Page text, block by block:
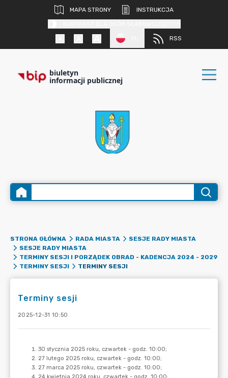
MAPA STRONY
INSTRUKCJA
RSS
biuletyn
informacji publicznej
STRONA GŁÓWNA RADA MIASTA
SESJE RADY MIASTA
SESJE RADY MIASTA
TERMINY SESJI I PORZĄDEK OBRAD - KADENCJA 2024 - 2029
TERMINY SESJI
TERMINY SESJI
Terminy sesji
2025-12-31 10:50